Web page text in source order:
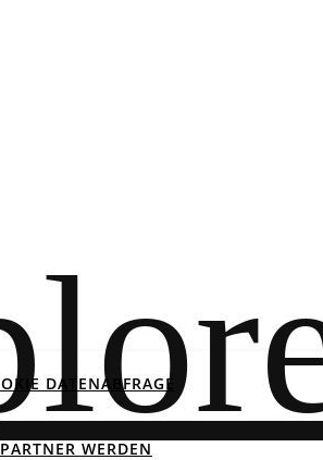
DATENABFRAGE
PARTNER WERDEN